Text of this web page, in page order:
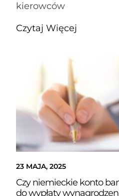
kierowców
Czytaj Więcej
Czy niemieckie konto
do wypłaty
23 MAJA, 2025